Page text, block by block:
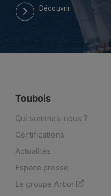
Découvrir
Toubois
Qui sommes-nous ?
Certifications
Actualités
Espace presse
Le groupe Arbor